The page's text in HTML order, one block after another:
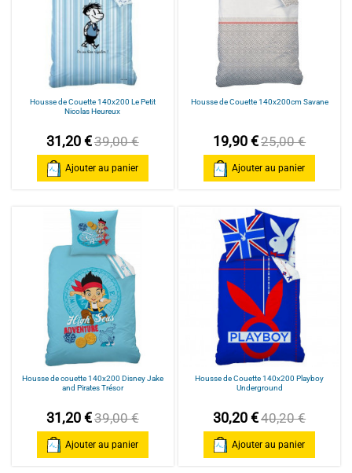
Housse de Couette 140x200 Le Petit
Nicolas Heureux
31,20 €39,00 €
Ajouter au panier
Housse de Couette 140x200cm Savane
19,90 €25,00 €
Ajouter au panier
Housse de couette 140x200 Disney Jake
and Pirates Trésor
31,20 €39,00 €
Ajouter au panier
Housse de Couette 140x200 Playboy
Underground
30,20 €40,20 €
Ajouter au panier